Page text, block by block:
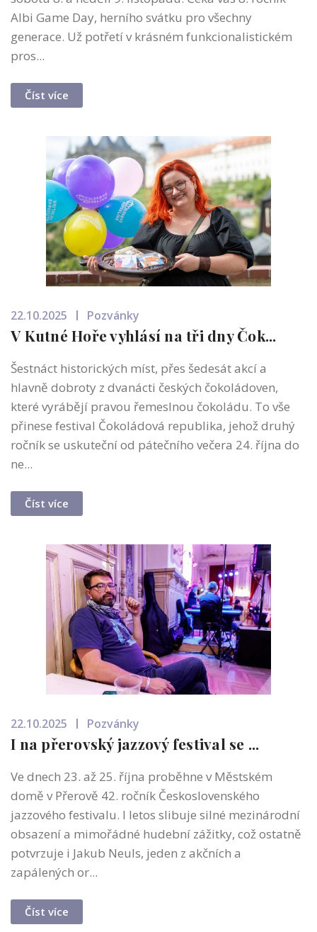
Albi Game Day, herního svátku pro všechny
generace. Už potřetí v krásném funkcionalistickém
pros...
Číst více
22.10.2025 Pozvánky
V Kutné Hoře vyhlásí na tři dny Čok...
Šestnáct historických míst, přes šedesát akcí a
hlavně dobroty z dvanácti českých čokoládoven,
které vyrábějí pravou řemeslnou čokoládu. To vše
přinese festival Čokoládová republika, jehož druhý
ročník se uskuteční od pátečního večera 24. října do
ne...
Číst více
22.10.2025 Pozvánky
I na přerovský jazzový festival se ...
Ve dnech 23. až 25. října proběhne v Městském
domě v Přerově 42. ročník Československého
jazzového festivalu. I letos slibuje silné mezinárodní
obsazení a mimořádné hudební zážitky, což ostatně
potvrzuje i Jakub Neuls, jeden z akčních a
zapálených or...
Číst více